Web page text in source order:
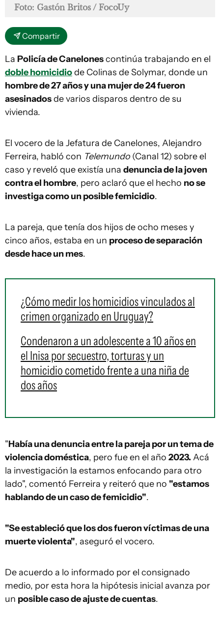
Foto: Gastón Britos / FocoUy
Compartir
La Policía de Canelonescontinúa trabajando en el
doble homicidiode Colinas de Solymar, donde un
hombre de 27 años y una mujer de 24 fueron
asesinadosde varios disparos dentro de su
vivienda.
El vocero de la Jefatura de Canelones, Alejandro
Ferreira, habló con Telemundo (Canal 12) sobre el
caso y reveló que existía una denuncia de la joven
contra el hombre, pero aclaró que el hecho no se
investiga como un posible femicidio.
La pareja, que tenía dos hijos de ocho meses y
cinco años, estaba en un proceso de separación
desde hace un mes.
¿Cómo medir los homicidios vinculados al
crimen organizado en Uruguay?
Condenaron a un adolescente a 10 años en
el Inisa por secuestro, torturas y un
homicidio cometido frente a una niña de
dos años
"Había una denuncia entre la pareja por un tema de
violencia doméstica, pero fue en el año 2023. Acá
la investigación la estamos enfocando para otro
lado", comentó Ferreira y reiteró que no "estamos
hablando de un caso de femicidio".
"Se estableció que los dos fueron víctimas de una
muerte violenta", aseguró el vocero.
De acuerdo a lo informado por el consignado
medio, por esta hora la hipótesis inicial avanza por
un posible caso de ajuste de cuentas.